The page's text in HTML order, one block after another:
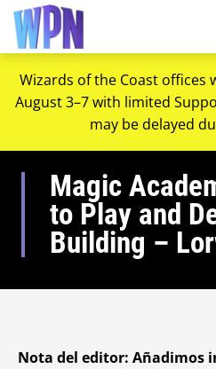
Wizards of the Coast offices
August 3–7 with limited
may be delayed
Magic
to Play and
Building –
Nota del editor: Añadimos